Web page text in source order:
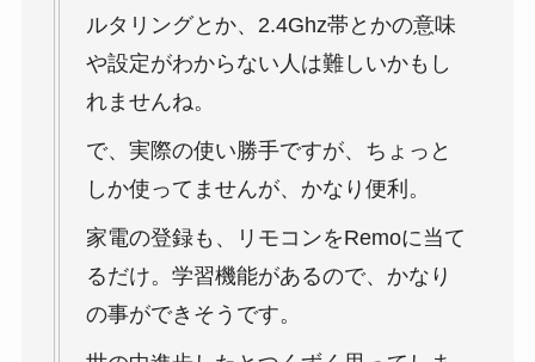
ルタリングとか、2.4Ghz帯とかの意味
や設定がわからない人は難しいかもし
れませんね。
で、実際の使い勝手ですが、ちょっと
しか使ってませんが、かなり便利。
家電の登録も、リモコンをRemoに当て
るだけ。学習機能があるので、かなり
の事ができそうです。